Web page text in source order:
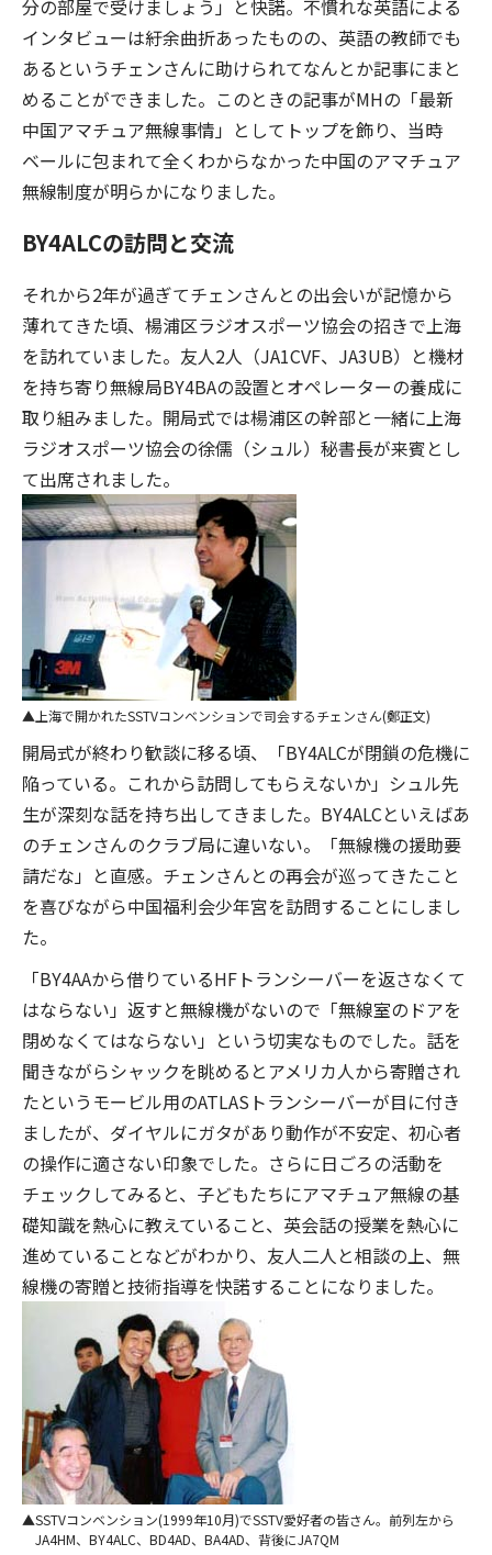
分の部屋で受けましょう」と快諾。不慣れな英語による
インタビューは紆余曲折あったものの、英語の教師でも
あるというチェンさんに助けられてなんとか記事にまと
めることができました。このときの記事がMHの「最新
中国アマチュア無線事情」としてトップを飾り、当時
ベールに包まれて全くわからなかった中国のアマチュア
無線制度が明らかになりました。
BY4ALCの訪問と交流
それから2年が過ぎてチェンさんとの出会いが記憶から
薄れてきた頃、楊浦区ラジオスポーツ協会の招きで上海
を訪れていました。友人2人（JA1CVF、JA3UB）と機材
を持ち寄り無線局BY4BAの設置とオペレーターの養成に
取り組みました。開局式では楊浦区の幹部と一緒に上海
ラジオスポーツ協会の徐儒（シュル）秘書長が来賓とし
て出席されました。
上海で開かれたSSTVコンベンションで司会するチェンさん(鄭正文)
開局式が終わり歓談に移る頃、「BY4ALCが閉鎖の危機に
陥っている。これから訪問してもらえないか」シュル先
生が深刻な話を持ち出してきました。BY4ALCといえばあ
のチェンさんのクラブ局に違いない。「無線機の援助要
請だな」と直感。チェンさんとの再会が巡ってきたこと
を喜びながら中国福利会少年宮を訪問することにしまし
た。
「BY4AAから借りているHFトランシーバーを返さなくて
はならない」返すと無線機がないので「無線室のドアを
閉めなくてはならない」という切実なものでした。話を
聞きながらシャックを眺めるとアメリカ人から寄贈され
たというモービル用のATLASトランシーバーが目に付き
ましたが、ダイヤルにガタがあり動作が不安定、初心者
の操作に適さない印象でした。さらに日ごろの活動を
チェックしてみると、子どもたちにアマチュア無線の基
礎知識を熱心に教えていること、英会話の授業を熱心に
進めていることなどがわかり、友人二人と相談の上、無
線機の寄贈と技術指導を快諾することになりました。
SSTVコンベンション(1999年10月)でSSTV愛好者の皆さん。前列左から
JA4HM、BY4ALC、BD4AD、BA4AD、背後にJA7QM